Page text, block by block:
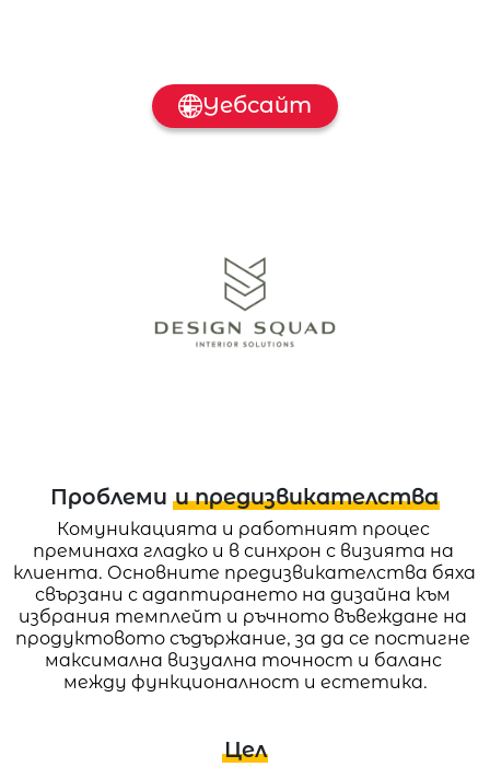
Уебсайт
Проблеми и предизвикателства
Комуникацията и работният процес
преминаха гладко и в синхрон с визията на
клиента. Основните предизвикателства бяха
свързани с адаптирането на дизайна към
избрания темплейт и ръчното въвеждане на
продуктовото съдържание, за да се постигне
максимална визуална точност и баланс
между функционалност и естетика.
Цел